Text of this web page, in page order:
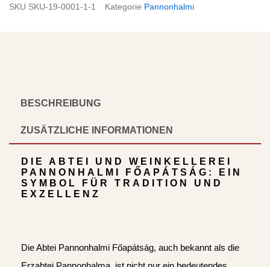
SKU SKU-19-0001-1-1 Kategorie Pannonhalmi
BESCHREIBUNG
ZUSÄTZLICHE INFORMATIONEN
DIE ABTEI UND WEINKELLEREI
PANNONHALMI FŐAPÁTSÁG: EIN
SYMBOL FÜR TRADITION UND
EXZELLENZ
Die Abtei Pannonhalmi Főapátság, auch bekannt als die